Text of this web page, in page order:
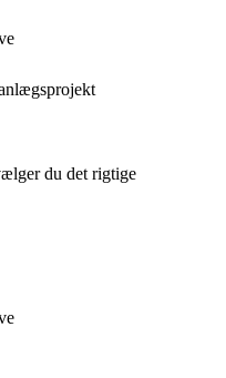
du det rigtige